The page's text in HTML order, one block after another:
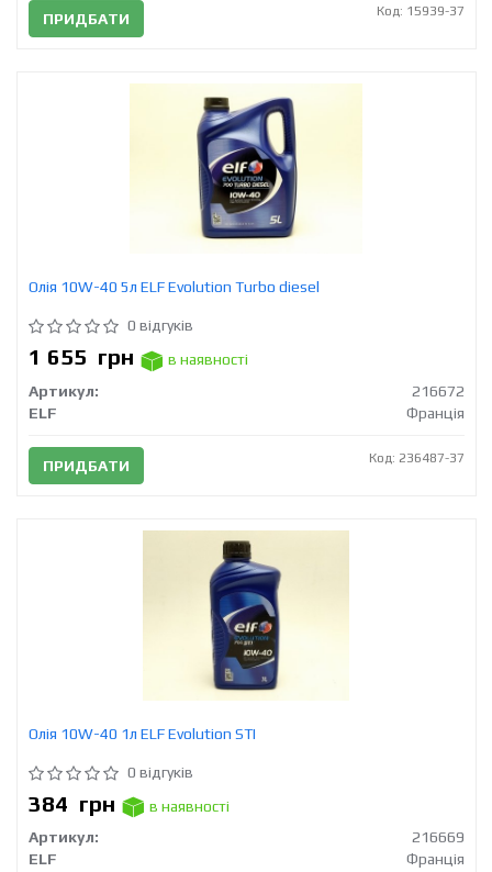
ПРИДБАТИ Код: 15939-37
Олія 10W-40 5л ELF Evolution Turbo diesel
0 відгуків
1 655 грн
в наявності
Артикул:
216672
ELF
Франція
ПРИДБАТИ Код: 236487-37
Олія 10W-40 1л ELF Evolution STI
0 відгуків
384 грн
в наявності
Артикул:
216669
ELF
Франція